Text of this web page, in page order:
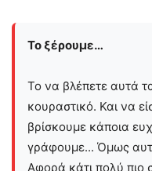
Το ξέρουμε…
Το να βλέπετε αυτά
κουραστικό. Και να
βρίσκουμε κάποια
γράφουμε... Όμως
Αφορά κάτι πολύ πιο